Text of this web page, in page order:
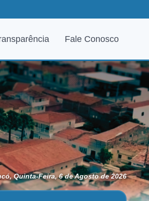
Fale Conosco
Quinta-Feira, 6 de Agosto de 2026